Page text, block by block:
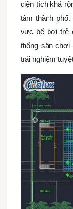
diện tích khá
tâm thành
vực bể bơi trẻ
thống sân
trải nghiệm